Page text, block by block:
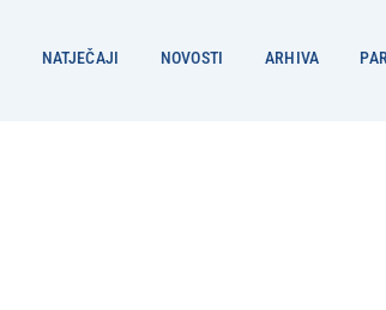
NATJEČAJI NOVOSTI ARHIVA